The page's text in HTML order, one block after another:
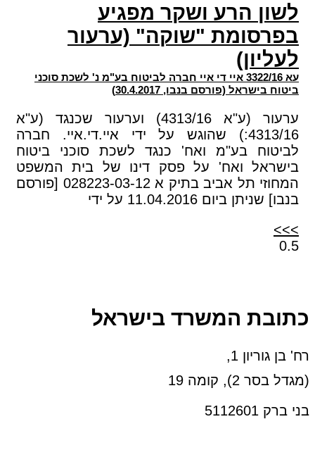
לשון הרע ושקר מפגיע
בפרסומת "שוקה" (ערעור
לעליון)
עא 3322/16 איי די איי חברה לביטוח בע"מ נ' לשכת סוכני
ביטוח בישראל (פורסם בנבו, 30.4.2017)
ערעור (ע"א 4313/16) וערעור שכנגד (ע"א
4313/16:) שהוגש על ידי איי.די.איי. חברה
לביטוח בע"מ ואח' כנגד לשכת סוכני ביטוח
בישראל ואח' על פסק דינו של בית המשפט
המחוזי תל אביב בתיק א 028223-03-12 [פורסם
בנבו] שניתן ביום 11.04.2016 על ידי
>>>
כתובת המשרד בישראל
רח' בן גוריון 1,
(מגדל בסר 2), קומה 19
בני ברק 5112601